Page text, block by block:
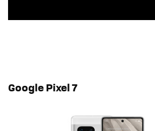
Google Pixel 7